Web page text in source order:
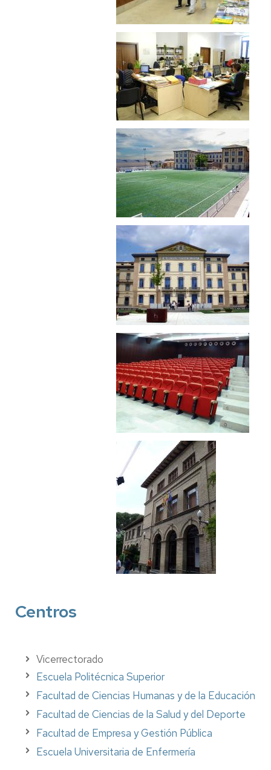
Centros
Vicerrectorado
Escuela Politécnica Superior
Facultad de Ciencias Humanas y de la Educación
Facultad de Ciencias de la Salud y del Deporte
Facultad de Empresa y Gestión Pública
Escuela Universitaria de Enfermería